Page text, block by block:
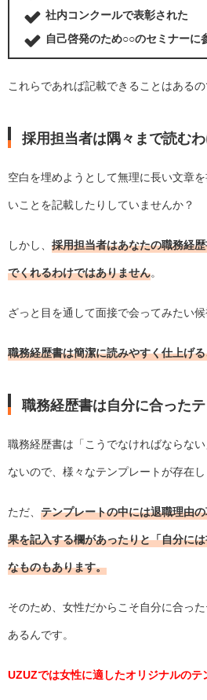
社内コンクールで表彰された
自己啓発のため○○のセミナーに
これらであれば記載できることはあるの
採用担当者は隅々まで読む
空白を埋めようとして無理に長い文章
いことを記載したりしていませんか？
しかし、 採用担当者はあなたの職務経
でくれるわけではありません。
ざっと目を通して面接で会ってみたい候
職務経歴書は簡潔に読みやすく仕上げ
職務経歴書は自分に合った
職務経歴書は「こうでなければならな
ないので、様々なテンプレートが存在し
ただ、 テンプレートの中には退職理由
果を記入する欄があったりと「自分に
なものもあります。
そのため、女性だからこそ自分に合っ
あるんです。
UZUZでは女性に適したオリジナルのテ